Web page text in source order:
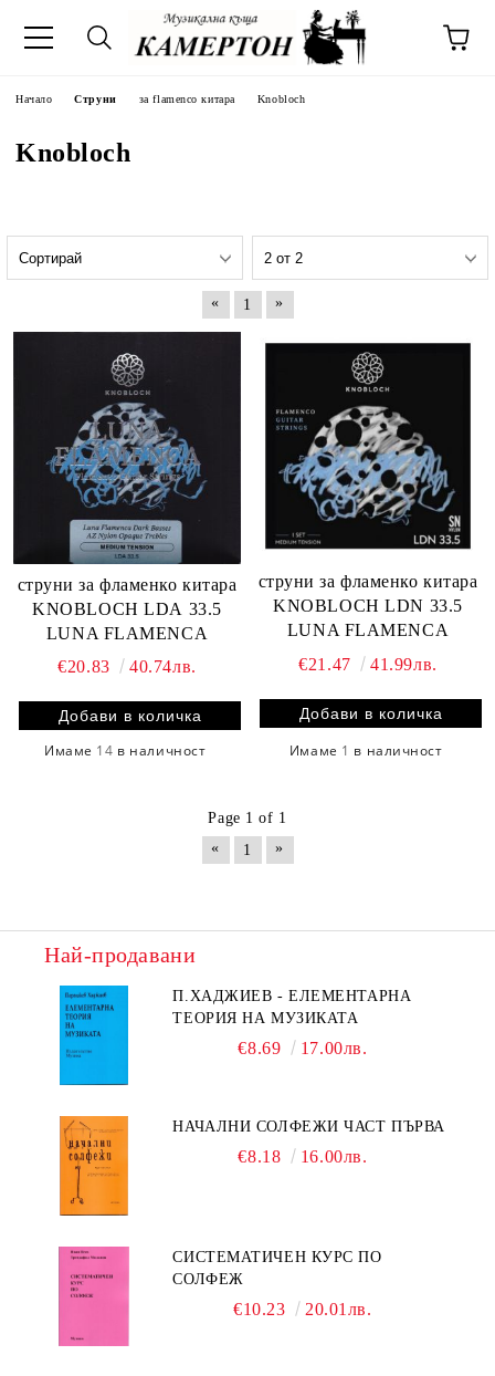
Начало Струни за flamenco китара Knobloch
Knobloch
« 1 »
струни за фламенко китара
KNOBLOCH LDА 33.5
LUNA FLAMENCA
€20.83
40.74лв.
Имаме 14 в наличност
струни за фламенко китара
KNOBLOCH LDN 33.5
LUNA FLAMENCA
€21.47
41.99лв.
Имаме 1 в наличност
Page 1 of 1
«
1 »
Най-продавани
П.ХАДЖИЕВ - ЕЛЕМЕНТАРНА
ТЕОРИЯ НА МУЗИКАТА
€8.69 17.00лв.
НАЧАЛНИ СОЛФЕЖИ ЧАСТ ПЪРВА
€8.18 16.00лв.
СИСТЕМАТИЧЕН КУРС ПО
СОЛФЕЖ
€10.23 20.01лв.